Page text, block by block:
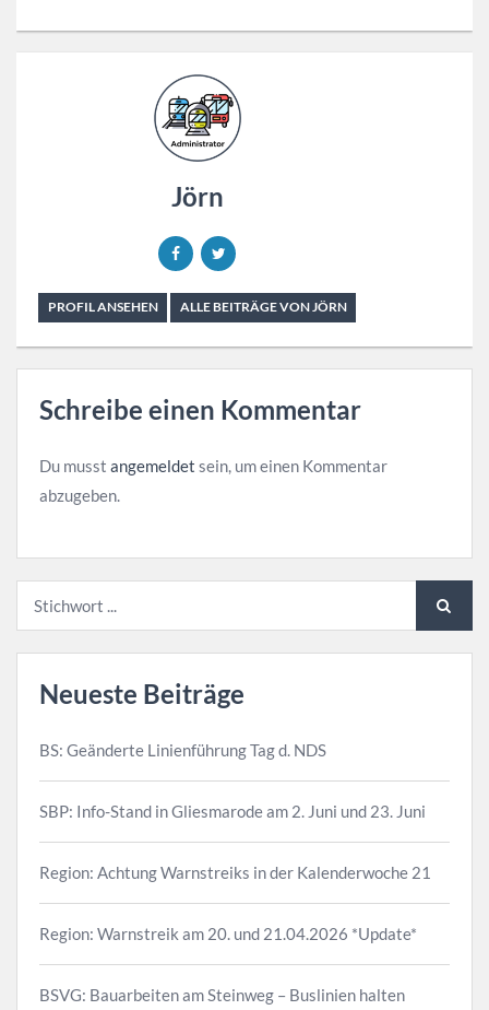
Jörn
PROFIL ANSEHEN ALLE BEITRÄGE VON JÖRN
Schreibe einen Kommentar
Du musst angemeldet sein, um einen Kommentar
abzugeben.
Neueste Beiträge
BS: Geänderte Linienführung Tag d. NDS
SBP: Info-Stand in Gliesmarode am 2. Juni und 23. Juni
Region: Achtung Warnstreiks in der Kalenderwoche 21
Region: Warnstreik am 20. und 21.04.2026 *Update*
BSVG: Bauarbeiten am Steinweg – Buslinien halten